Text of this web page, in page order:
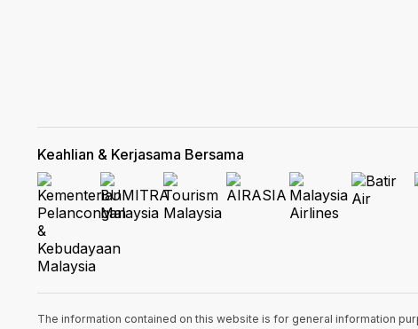
Keahlian & Kerjasama Bersama
The information contained on this website is for general information